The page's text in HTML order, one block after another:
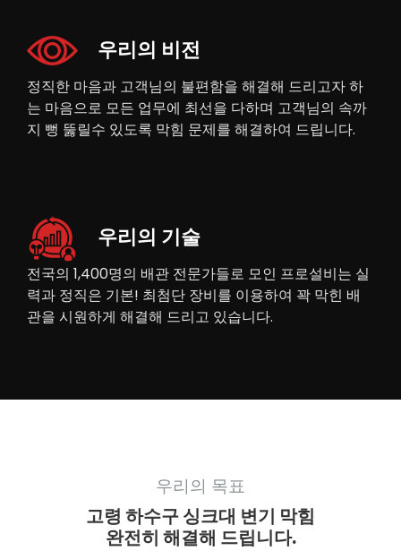
우리의 비전
정직한 마음과 고객님의 불편함을 해결해 드리고자 하
는 마음으로 모든 업무에 최선을 다하며 고객님의 속까
지 뻥 뚫릴수 있도록 막힘 문제를 해결하여 드립니다.
우리의 기술
전국의 1,400명의 배관 전문가들로 모인 프로설비는 실
력과 정직은 기본! 최첨단 장비를 이용하여 꽉 막힌 배
관을 시원하게 해결해 드리고 있습니다.
우리의 목표
고령 하수구 싱크대 변기 막힘
완전히 해결해 드립니다.